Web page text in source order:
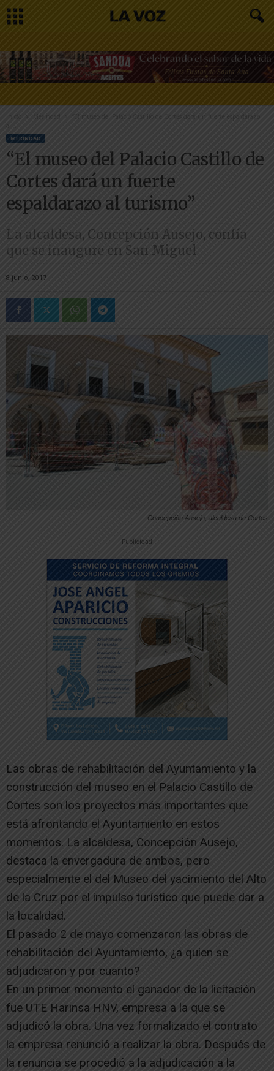
Inicio
“El museo del Palacio Castillo de Cortes dará un fuerte espaldarazo
MERINDAD
“El museo del Palacio Castillo de
Cortes dará un fuerte
espaldarazo al turismo”
La alcaldesa, Concepción Ausejo, confía
que se inaugure en San Miguel
8 junio, 2017
Concepción Ausejo, alcaldesa de Cortes
-- Publicidad --
Las obras de rehabilitación del Ayuntamiento y la
construcción del museo en el Palacio Castillo de
Cortes son los proyectos más importantes que
está afrontando el Ayuntamiento en estos
momentos. La alcaldesa, Concepción Ausejo,
destaca la envergadura de ambos, pero
especialmente el del Museo del yacimiento del Alto
de la Cruz por el impulso turístico que puede dar a
la localidad.
El pasado 2 de mayo comenzaron las obras de
rehabilitación del Ayuntamiento, ¿a quien se
adjudicaron y por cuanto?
En un primer momento el ganador de la licitación
fue UTE Harinsa HNV, empresa a la que se
adjudicó la obra. Una vez formalizado el contrato
la empresa renunció a realizar la obra. Después de
la renuncia se procedió a la adjudicación a la